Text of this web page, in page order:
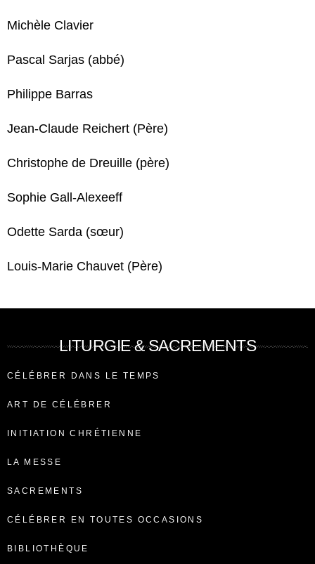
Michèle Clavier
Pascal Sarjas (abbé)
Philippe Barras
Jean-Claude Reichert (Père)
Christophe de Dreuille (père)
Sophie Gall-Alexeeff
Odette Sarda (sœur)
Louis-Marie Chauvet (Père)
LITURGIE & SACREMENTS
CÉLÉBRER DANS LE TEMPS
ART DE CÉLÉBRER
INITIATION CHRÉTIENNE
LA MESSE
SACREMENTS
CÉLÉBRER EN TOUTES OCCASIONS
BIBLIOTHÈQUE